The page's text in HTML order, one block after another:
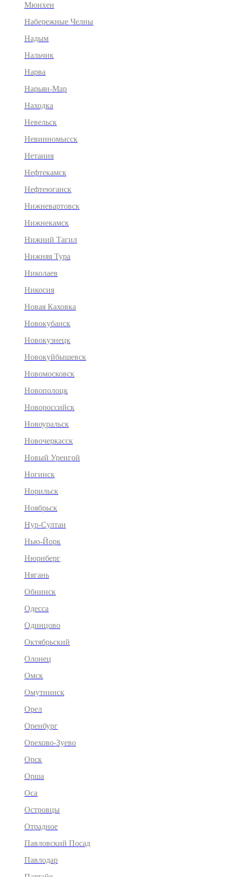
Мюнхен
Набережные Челны
Надым
Нальчик
Нарва
Нарьян-Мар
Находка
Невельск
Невинномысск
Нетания
Нефтекамск
Нефтеюганск
Нижневартовск
Нижнекамск
Нижний Тагил
Нижняя Тура
Николаев
Никосия
Новая Каховка
Новокубанск
Новокузнецк
Новокуйбышевск
Новомосковск
Новополоцк
Новороссийск
Новоуральск
Новочеркасск
Новый Уренгой
Ногинск
Норильск
Ноябрьск
Нур-Султан
Нью-Йорк
Нюрнберг
Нягань
Обнинск
Одесса
Одинцово
Октябрьский
Олонец
Омск
Омутнинск
Орел
Оренбург
Орехово-Зуево
Орск
Орша
Оса
Островцы
Отрадное
Павловский Посад
Павлодар